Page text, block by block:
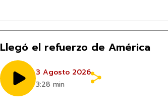
Llegó el refuerzo de América
3 Agosto 2026
3:28 min